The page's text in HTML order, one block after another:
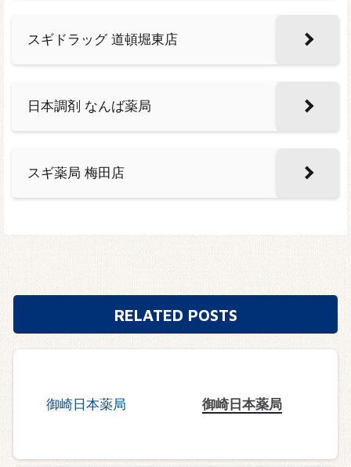
スギドラッグ 道頓堀東店
日本調剤 なんば薬局
スギ薬局 梅田店
RELATED POSTS
御崎日本薬局